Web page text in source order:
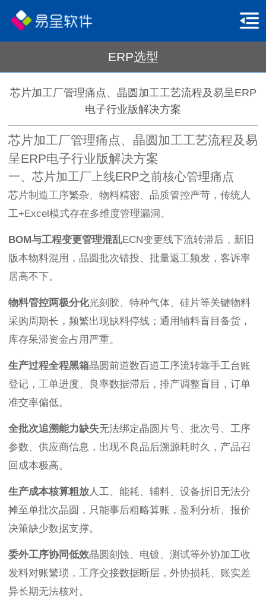
ERP选型
芯片加工厂管理痛点、晶圆加工工艺流程及易呈ERP
电子行业版解决方案
芯片加工厂管理痛点、晶圆加工工艺流程及易
呈ERP电子行业版解决方案
一、芯片加工厂上线ERP之前核心管理痛点
芯片制造工序繁杂、物料精密、品质管控严苛，传统人
工+Excel模式存在多维度管理漏洞。
BOM与工程变更管理混乱ECN变更线下流转滞后，新旧
版本物料混用，晶圆批次错投、批量返工频发，客诉率
居高不下。
物料管控两极分化光刻胶、特种气体、硅片等关键物料
采购周期长，频繁出现缺料停线；通用辅料盲目备货，
库存呆滞资金占用严重。
生产过程全程黑箱晶圆前道数百道工序流转靠手工台账
登记，工单进度、良率数据滞后，排产调整盲目，订单
准交率偏低。
全批次追溯能力缺失无法绑定晶圆片号、批次号、工序
参数、供应商信息，出现不良品后溯源耗时久，产品召
回成本极高。
生产成本核算粗放人工、能耗、辅料、设备折旧无法分
摊至单批次晶圆，只能事后粗略算账，盈利分析、报价
决策缺少数据支撑。
委外工序协同低效晶圆刻蚀、电镀、测试等外协加工收
发料对账繁琐，工序交接数据断层，外协损耗、账实差
异长期无法核对。